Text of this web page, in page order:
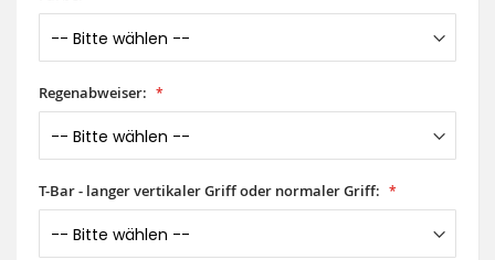
Regenabweiser:
T-Bar - langer vertikaler Griff oder normaler Griff: